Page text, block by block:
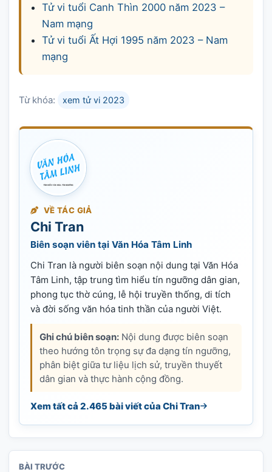
Tử vi tuổi Canh Thìn 2000 năm 2023 –
Nam mạng
Tử vi tuổi Ất Hợi 1995 năm 2023 – Nam
mạng
Từ khóa: xem tử vi 2023
VỀ TÁC GIẢ
Chi Tran
Biên soạn viên tại Văn Hóa Tâm Linh
Chi Tran là người biên soạn nội dung tại Văn Hóa
Tâm Linh, tập trung tìm hiểu tín ngưỡng dân gian,
phong tục thờ cúng, lễ hội truyền thống, di tích
và đời sống văn hóa tinh thần của người Việt.
Ghi chú biên soạn: Nội dung được biên soạn
theo hướng tôn trọng sự đa dạng tín ngưỡng,
phân biệt giữa tư liệu lịch sử, truyền thuyết
dân gian và thực hành cộng đồng.
Xem tất cả 2.465 bài viết của Chi Tran
BÀI TRƯỚC